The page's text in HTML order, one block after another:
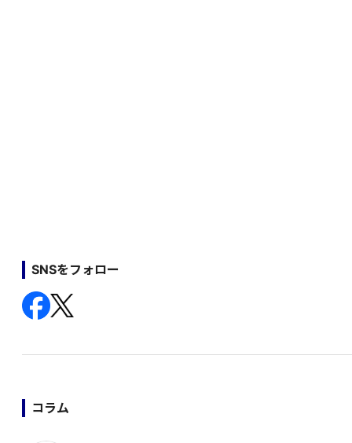
SNSをフォロー
コラム